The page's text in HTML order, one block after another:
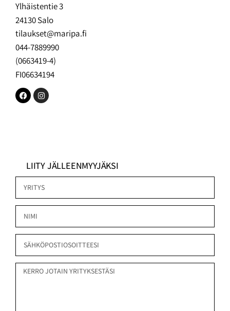
Ylhäistentie 3
24130 Salo
tilaukset@maripa.fi
044-7889990
(0663419-4)
FI06634194
LIITY JÄLLEENMYYJÄKSI